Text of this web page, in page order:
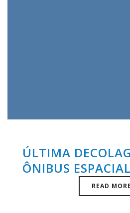
ÚLTIMA
ÔNIBUS ESPACIAL
READ MORE